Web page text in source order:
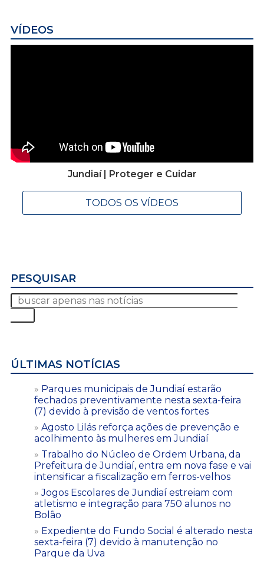
VÍDEOS
Jundiaí | Proteger e Cuidar
TODOS OS VÍDEOS
PESQUISAR
ÚLTIMAS NOTÍCIAS
Parques municipais de Jundiaí estarão
fechados preventivamente nesta sexta-feira
(7) devido à previsão de ventos fortes
Agosto Lilás reforça ações de prevenção e
acolhimento às mulheres em Jundiaí
Trabalho do Núcleo de Ordem Urbana, da
Prefeitura de Jundiaí, entra em nova fase e vai
intensificar a fiscalização em ferros-velhos
Jogos Escolares de Jundiaí estreiam com
atletismo e integração para 750 alunos no
Bolão
Expediente do Fundo Social é alterado nesta
sexta-feira (7) devido à manutenção no
Parque da Uva